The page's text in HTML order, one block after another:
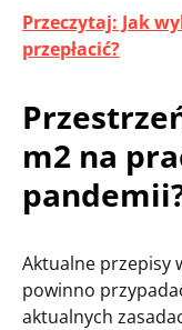
Przeczytaj: Jak
przepłacić?
m2 na
Aktualne przepisy
powinno
aktualnych